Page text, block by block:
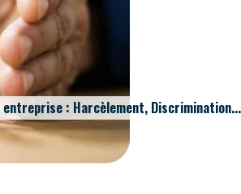
: Harcèlement,